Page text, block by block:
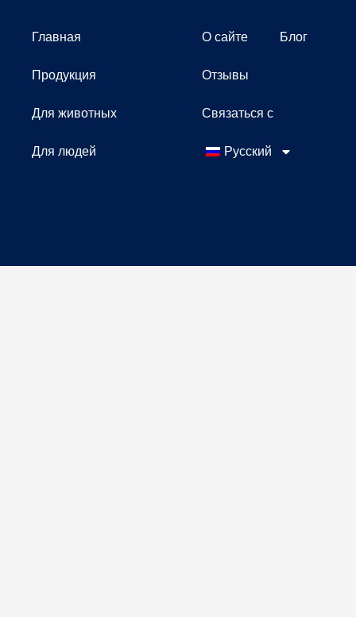
Главная
Продукция
Для животных
Для людей
О сайте Блог
Отзывы
Связаться с
Русский